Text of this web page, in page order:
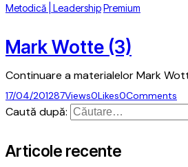
Metodică | LeadershipPremium
Mark Wotte (3)
Continuare a materialelor Mark
17/04/201287Views0Likes0Comments
Caută după:
Articole recente